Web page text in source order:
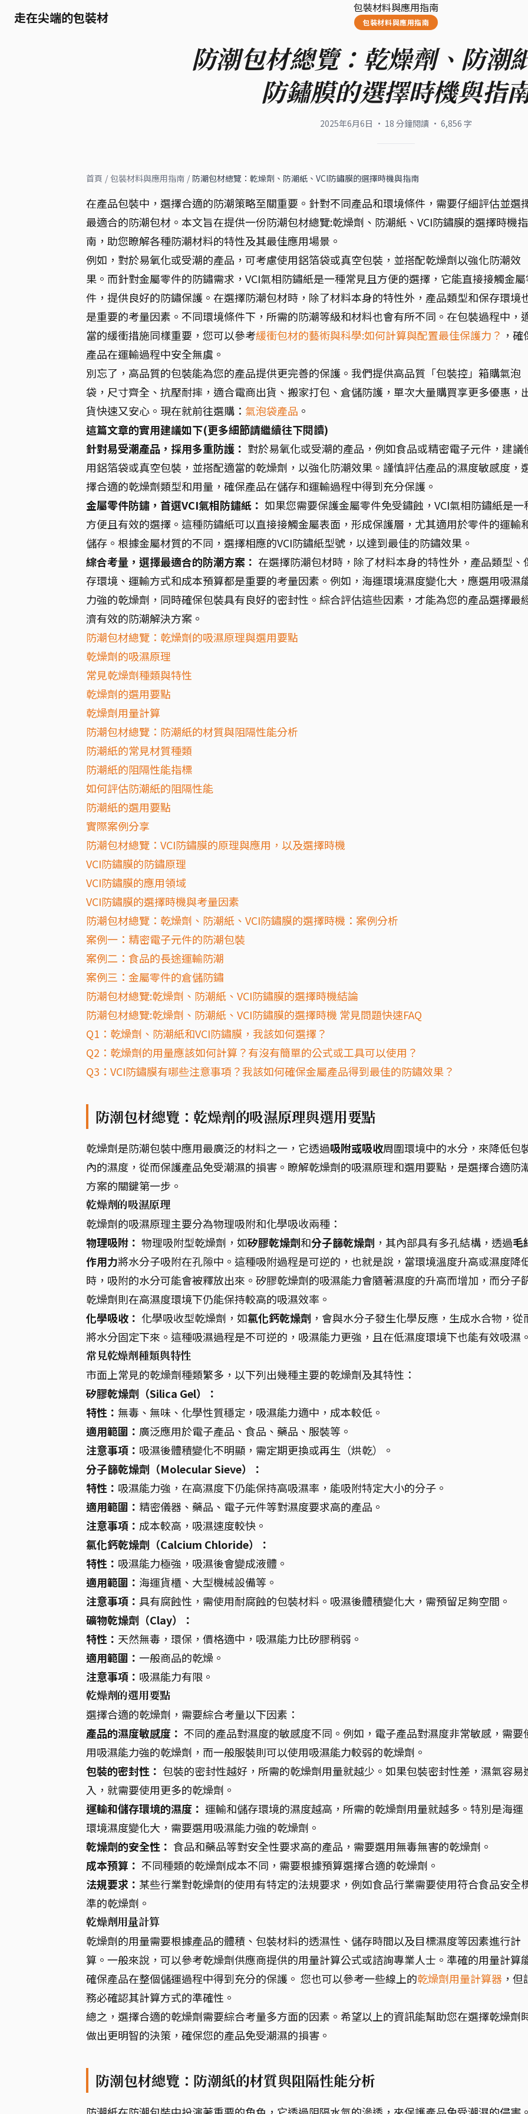
走在尖端的包裝材
包裝材料與應用指南
包裝材料與應用指南
防潮包材總覽：乾燥劑、防潮
防鏽膜的選擇時機與指
2025年6月6日 · 18 分鐘閱讀 · 6,856 字
首頁 / 包裝材料與應用指南 / 防潮包材總覽：乾燥劑、防潮紙、VCI防鏽膜的選擇時機與指南
在產品包裝中，選擇合適的防潮策略至關重要。針對不同產品和環境條件，需要仔細評估並選
最適合的防潮包材。本文旨在提供一份防潮包材總覽:乾燥劑、防潮紙、VCI防鏽膜的選擇時機指
南，助您瞭解各種防潮材料的特性及其最佳應用場景。
例如，對於易氧化或受潮的產品，可考慮使用鋁箔袋或真空包裝，並搭配乾燥劑以強化防潮效
果。而針對金屬零件的防鏽需求，VCI氣相防鏽紙是一種常見且方便的選擇，它能直接接觸金
件，提供良好的防鏽保護。在選擇防潮包材時，除了材料本身的特性外，產品類型和保存環境
是重要的考量因素。不同環境條件下，所需的防潮等級和材料也會有所不同。在包裝過程中，
當的緩衝措施同樣重要，您可以參考緩衝包材的藝術與科學:如何計算與配置最佳保護力？ ，確
產品在運輸過程中安全無虞。
別忘了，高品質的包裝能為您的產品提供更完善的保護。我們提供高品質「包裝控」箱購氣泡
袋，尺寸齊全、抗壓耐摔，適合電商出貨、搬家打包、倉儲防護，單次大量購買享更多優惠，
貨快速又安心。現在就前往選購： 氣泡袋產品 。
這篇文章的實用建議如下(更多細節請繼續往下閱讀)
針對易受潮產品，採用多重防護： 對於易氧化或受潮的產品，例如食品或精密電子元件，建議
用鋁箔袋或真空包裝，並搭配適當的乾燥劑，以強化防潮效果。謹慎評估產品的濕度敏感度，
擇合適的乾燥劑類型和用量，確保產品在儲存和運輸過程中得到充分保護。
金屬零件防鏽，首選VCI氣相防鏽紙： 如果您需要保護金屬零件免受鏽蝕，VCI氣相防鏽紙是一
方便且有效的選擇。這種防鏽紙可以直接接觸金屬表面，形成保護層，尤其適用於零件的運輸
儲存。根據金屬材質的不同，選擇相應的VCI防鏽紙型號，以達到最佳的防鏽效果。
綜合考量，選擇最適合的防潮方案： 在選擇防潮包材時，除了材料本身的特性外，產品類型、
存環境、運輸方式和成本預算都是重要的考量因素。例如，海運環境濕度變化大，應選用吸濕
力強的乾燥劑，同時確保包裝具有良好的密封性。綜合評估這些因素，才能為您的產品選擇最
濟有效的防潮解決方案。
防潮包材總覽：乾燥劑的吸濕原理與選用要點
乾燥劑的吸濕原理
常見乾燥劑種類與特性
乾燥劑的選用要點
乾燥劑用量計算
防潮包材總覽：防潮紙的材質與阻隔性能分析
防潮紙的常見材質種類
防潮紙的阻隔性能指標
如何評估防潮紙的阻隔性能
防潮紙的選用要點
實際案例分享
防潮包材總覽：VCI防鏽膜的原理與應用，以及選擇時機
VCI防鏽膜的防鏽原理
VCI防鏽膜的應用領域
VCI防鏽膜的選擇時機與考量因素
防潮包材總覽：乾燥劑、防潮紙、VCI防鏽膜的選擇時機：案例分析
案例一：精密電子元件的防潮包裝
案例二：食品的長途運輸防潮
案例三：金屬零件的倉儲防鏽
防潮包材總覽:乾燥劑、防潮紙、VCI防鏽膜的選擇時機結論
防潮包材總覽:乾燥劑、防潮紙、VCI防鏽膜的選擇時機 常見問題快速FAQ
Q1：乾燥劑、防潮紙和VCI防鏽膜，我該如何選擇？
Q2：乾燥劑的用量應該如何計算？有沒有簡單的公式或工具可以使用？
Q3：VCI防鏽膜有哪些注意事項？我該如何確保金屬產品得到最佳的防鏽效果？
防潮包材總覽：乾燥劑的吸濕原理與選用要點
乾燥劑是防潮包裝中應用最廣泛的材料之一，它透過吸附或吸收周圍環境中的水分，來降低包
內的濕度，從而保護產品免受潮濕的損害。瞭解乾燥劑的吸濕原理和選用要點，是選擇合適防
方案的關鍵第一步。
乾燥劑的吸濕原理
乾燥劑的吸濕原理主要分為物理吸附和化學吸收兩種：
物理吸附： 物理吸附型乾燥劑，如矽膠乾燥劑和分子篩乾燥劑 ，其內部具有多孔結構，透過毛
作用力將水分子吸附在孔隙中。這種吸附過程是可逆的，也就是說，當環境溫度升高或濕度降
時，吸附的水分可能會被釋放出來。矽膠乾燥劑的吸濕能力會隨著濕度的升高而增加，而分子
乾燥劑則在高濕度環境下仍能保持較高的吸濕效率。
化學吸收： 化學吸收型乾燥劑，如氯化鈣乾燥劑 ，會與水分子發生化學反應，生成水合物，從
將水分固定下來。這種吸濕過程是不可逆的，吸濕能力更強，且在低濕度環境下也能有效吸濕
常見乾燥劑種類與特性
市面上常見的乾燥劑種類繁多，以下列出幾種主要的乾燥劑及其特性：
矽膠乾燥劑（Silica Gel）：
特性： 無毒、無味、化學性質穩定，吸濕能力適中，成本較低。
適用範圍： 廣泛應用於電子產品、食品、藥品、服裝等。
注意事項： 吸濕後體積變化不明顯，需定期更換或再生（烘乾）。
分子篩乾燥劑（Molecular Sieve）：
特性： 吸濕能力強，在高濕度下仍能保持高吸濕率，能吸附特定大小的分子。
適用範圍： 精密儀器、藥品、電子元件等對濕度要求高的產品。
注意事項： 成本較高，吸濕速度較快。
氯化鈣乾燥劑（Calcium Chloride）：
特性： 吸濕能力極強，吸濕後會變成液體。
適用範圍： 海運貨櫃、大型機械設備等。
注意事項： 具有腐蝕性，需使用耐腐蝕的包裝材料。吸濕後體積變化大，需預留足夠空間。
礦物乾燥劑（Clay）：
特性： 天然無毒，環保，價格適中，吸濕能力比矽膠稍弱。
適用範圍： 一般商品的乾燥。
注意事項： 吸濕能力有限。
乾燥劑的選用要點
選擇合適的乾燥劑，需要綜合考量以下因素：
產品的濕度敏感度： 不同的產品對濕度的敏感度不同。例如，電子產品對濕度非常敏感，需要
用吸濕能力強的乾燥劑，而一般服裝則可以使用吸濕能力較弱的乾燥劑。
包裝的密封性： 包裝的密封性越好，所需的乾燥劑用量就越少。如果包裝密封性差，濕氣容易
入，就需要使用更多的乾燥劑。
運輸和儲存環境的濕度： 運輸和儲存環境的濕度越高，所需的乾燥劑用量就越多。特別是海運
環境濕度變化大，需要選用吸濕能力強的乾燥劑。
乾燥劑的安全性： 食品和藥品等對安全性要求高的產品，需要選用無毒無害的乾燥劑。
成本預算： 不同種類的乾燥劑成本不同，需要根據預算選擇合適的乾燥劑。
法規要求： 某些行業對乾燥劑的使用有特定的法規要求，例如食品行業需要使用符合食品安全
準的乾燥劑。
乾燥劑用量計算
乾燥劑的用量需要根據產品的體積、包裝材料的透濕性、儲存時間以及目標濕度等因素進行計
算。一般來說，可以參考乾燥劑供應商提供的用量計算公式或諮詢專業人士。準確的用量計算
確保產品在整個儲運過程中得到充分的保護。 您也可以參考一些線上的乾燥劑用量計算器 ，但
務必確認其計算方式的準確性。
總之，選擇合適的乾燥劑需要綜合考量多方面的因素。希望以上的資訊能幫助您在選擇乾燥劑
做出更明智的決策，確保您的產品免受潮濕的損害。
防潮包材總覽：防潮紙的材質與阻隔性能分析